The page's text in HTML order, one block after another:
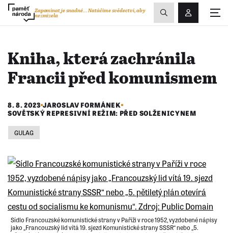
Přihlášení/
Zapomínat je snadné...Natáčíme svědectví, aby
nezmizela
Zobrazit
vyhledávání
Kniha, která zachránila
Francii před komunismem
8. 8. 2023 JAROSLAV FORMÁNEK
SOVĚTSKÝ REPRESIVNÍ REŽIM: PŘED SOLŽENICYNEM
GULAG
Sídlo Francouzské komunistické strany v Paříži v roce 1952, vyzdobené nápisy
jako „Francouzský lid vítá 19. sjezd Komunistické strany SSSR“ nebo „5.